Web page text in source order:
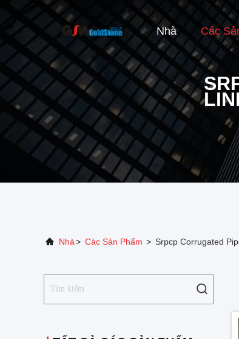
Nhà Các
Nhà> Các Sản Phẩm > Srpcp Corrugated